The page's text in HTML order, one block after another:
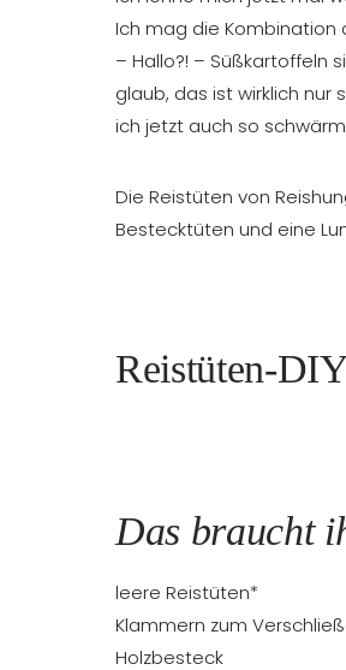
Ich mag die
– Hallo?! – Süßkartoffeln
glaub, das ist wirklich nur
ich jetzt auch so
Die Reistüten von
Bestecktüten und eine
Reistüten-
Das braucht
leere Reistüten*
Klammern zum
Holzbesteck